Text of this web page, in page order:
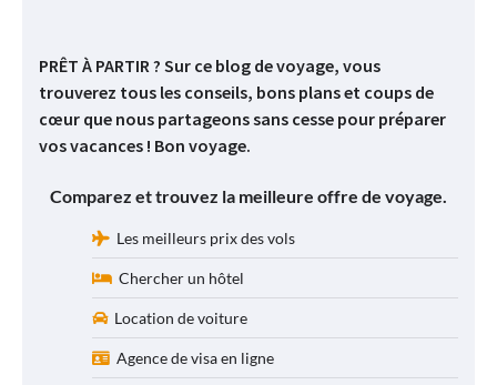
PRÊT À PARTIR ? Sur ce blog de voyage, vous
trouverez tous les conseils, bons plans et coups de
cœur que nous partageons sans cesse pour préparer
vos vacances ! Bon voyage.
Comparez et trouvez la meilleure offre de voyage.
Les meilleurs prix des vols
Chercher un hôtel
Location de voiture
Agence de visa en ligne